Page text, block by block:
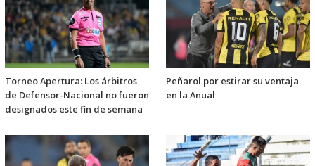
Torneo Apertura: Los árbitros
de Defensor-Nacional no fueron
designados este fin de semana
Peñarol por estirar su ventaja
en la Anual